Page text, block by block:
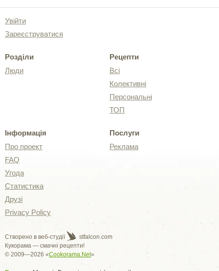
Увійти
Зареєструватися
Розділи
Люди
Рецепти
Всі
Колективні
Персональні
ТОП
Інформація
Про проект
FAQ
Угода
Статистика
Друзі
Privacy Policy
Послуги
Реклама
Створено в веб-студії
stfalcon.com
Кукорама — смачні рецепти!
© 2009—2026 «Cookorama.Net»